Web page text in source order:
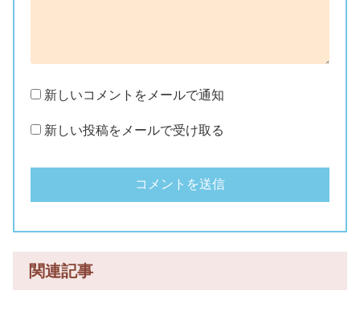
新しいコメントをメールで通知
新しい投稿をメールで受け取る
関連記事